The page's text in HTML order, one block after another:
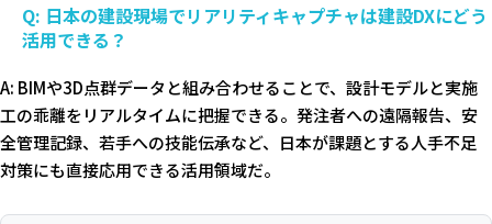
Q: 日本の建設現場でリアリティキャプチャは建設DXにどう
活用できる？
A: BIMや3D点群データと組み合わせることで、設計モデルと実施
工の乖離をリアルタイムに把握できる。発注者への遠隔報告、安
全管理記録、若手への技能伝承など、日本が課題とする人手不足
対策にも直接応用できる活用領域だ。